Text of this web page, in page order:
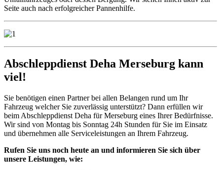
Seite auch nach erfolgreicher Pannenhilfe.
Abschleppdienst Deha Merseburg kann
viel!
Sie benötigen einen Partner bei allen Belangen rund um Ihr
Fahrzeug welcher Sie zuverlässig unterstützt? Dann erfüllen wir
beim Abschleppdienst Deha für Merseburg eines Ihrer Bedürfnisse.
Wir sind von Montag bis Sonntag 24h Stunden für Sie im Einsatz
und übernehmen alle Serviceleistungen an Ihrem Fahrzeug.
Rufen Sie uns noch heute an und informieren Sie sich über
unsere Leistungen, wie: